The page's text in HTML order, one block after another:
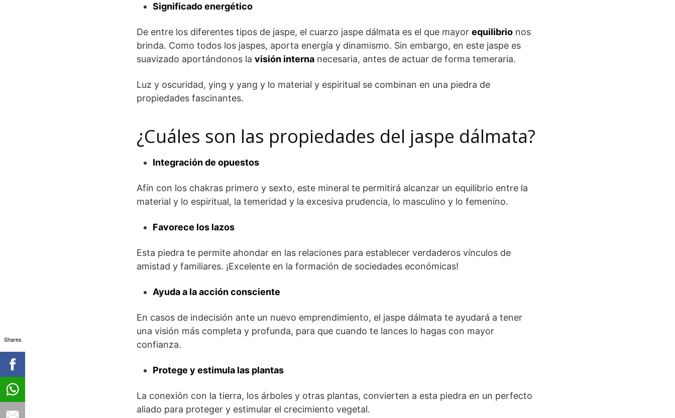
Significado energético
De entre los diferentes tipos de jaspe, el cuarzo jaspe dálmata es el que mayor equilibrio nos
brinda. Como todos los jaspes, aporta energía y dinamismo. Sin embargo, en este jaspe es
suavizado aportándonos la visión interna necesaria, antes de actuar de forma temeraria.
Luz y oscuridad, ying y yang y lo material y espiritual se combinan en una piedra de
propiedades fascinantes.
¿Cuáles son las propiedades del jaspe dálmata?
Integración de opuestos
Afín con los chakras primero y sexto, este mineral te permitirá alcanzar un equilibrio entre la
material y lo espiritual, la temeridad y la excesiva prudencia, lo masculino y lo femenino.
Favorece los lazos
Esta piedra te permite ahondar en las relaciones para establecer verdaderos vínculos de
amistad y familiares. ¡Excelente en la formación de sociedades económicas!
Ayuda a la acción consciente
En casos de indecisión ante un nuevo emprendimiento, el jaspe dálmata te ayudará a tener
una visión más completa y profunda, para que cuando te lances lo hagas con mayor
confianza.
Protege y estimula las plantas
La conexión con la tierra, los árboles y otras plantas, convierten a esta piedra en un perfecto
aliado para proteger y estimular el crecimiento vegetal.
Shares